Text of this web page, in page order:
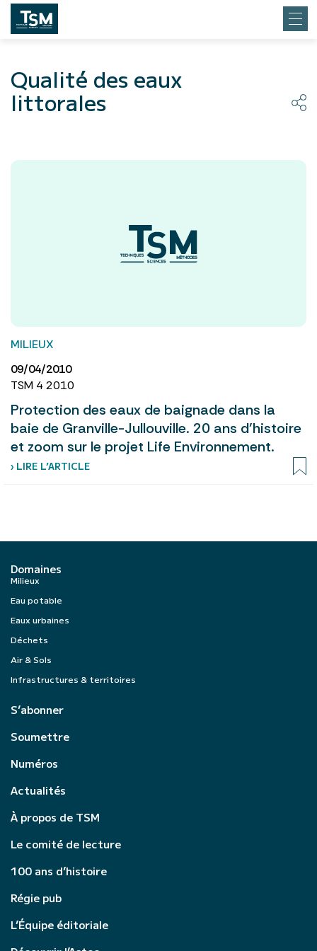
Qualité des eaux
littorales
MILIEUX
09/04/2010
TSM 4 2010
Protection des eaux de baignade dans la
baie de Granville-Jullouville. 20 ans d’histoire
et zoom sur le projet Life Environnement.
› LIRE L’ARTICLE
Domaines
Milieux
Eau potable
Eaux urbaines
Déchets
Air & Sols
Infrastructures & territoires
S’abonner
Soumettre
Numéros
Actualités
À propos de TSM
Le comité de lecture
100 ans d’histoire
Régie pub
L’Équipe éditoriale